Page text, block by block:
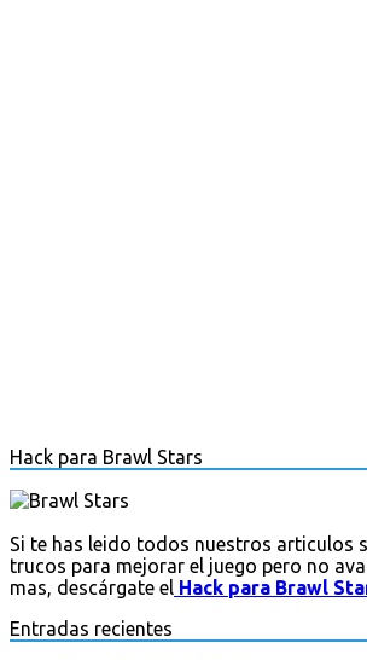
Hack para Brawl Stars
Si te has leido todos nuestros articulos
trucos para mejorar el juego pero no
mas, descárgate el Hack para Brawl
Entradas recientes